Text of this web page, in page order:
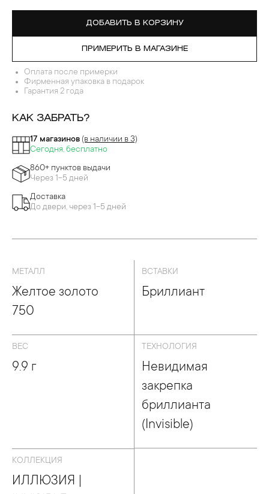
ДОБАВИТЬ В КОРЗИНУ
ПРИМЕРИТЬ В МАГАЗИНЕ
Оплата после примерки
Фирменная упаковка в подарок
Гарантия 2 года
КАК ЗАБРАТЬ?
17 магазинов (в наличии в 3)
Сегодня, бесплатно
860+ пунктов выдачи
Через 1-5 дней
Доставка
До двери, через 1-5 дней
МЕТАЛЛ
Желтое золото
750
ВСТАВКИ
Бриллиант
ВЕС
9.9 г
ТЕХНОЛОГИЯ
Невидимая
закрепка
бриллианта
(Invisible)
КОЛЛЕКЦИЯ
ИЛЛЮЗИЯ |